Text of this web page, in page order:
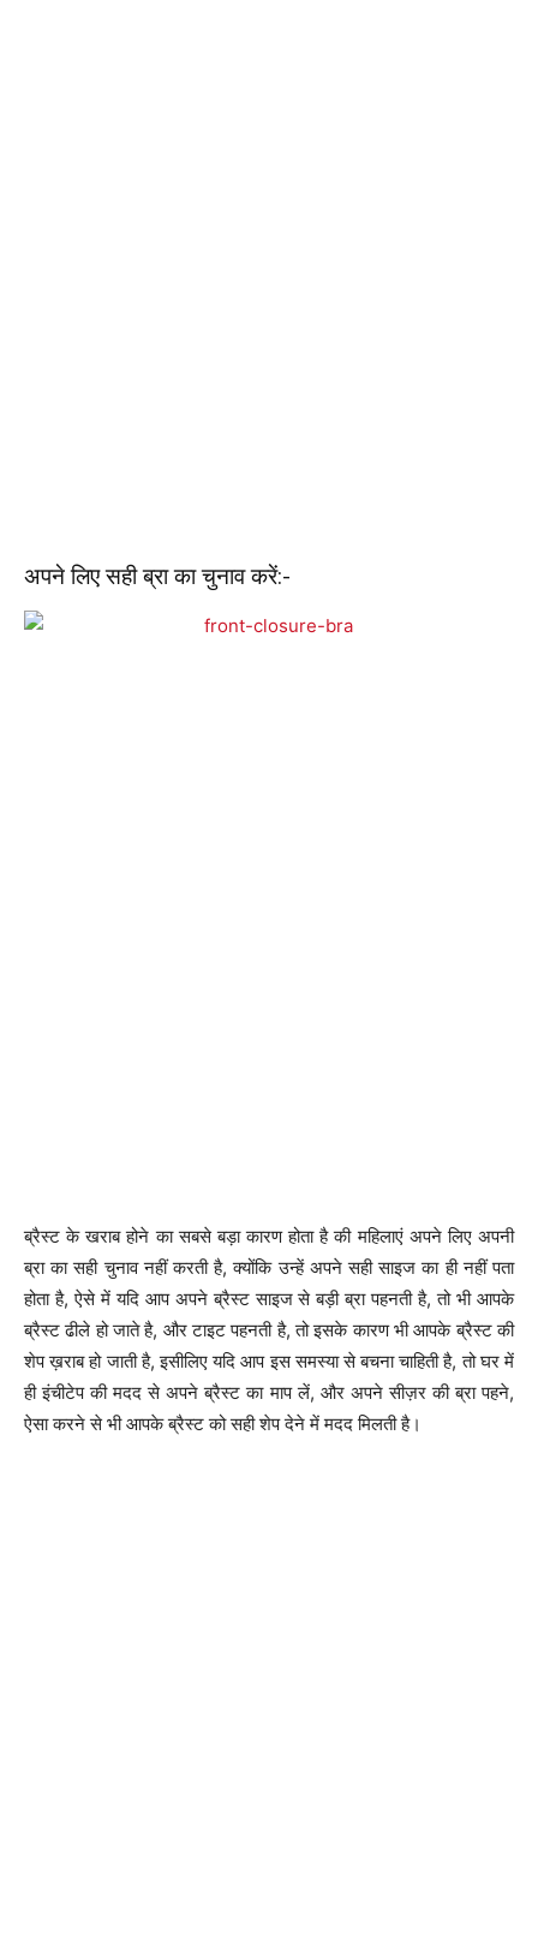
अपने लिए सही ब्रा का चुनाव करें:-
ब्रैस्ट के खराब होने का सबसे बड़ा कारण होता है की महिलाएं अपने लिए अपनी
ब्रा का सही चुनाव नहीं करती है, क्योंकि उन्हें अपने सही साइज का ही नहीं पता
होता है, ऐसे में यदि आप अपने ब्रैस्ट साइज से बड़ी ब्रा पहनती है, तो भी आपके
ब्रैस्ट ढीले हो जाते है, और टाइट पहनती है, तो इसके कारण भी आपके ब्रैस्ट की
शेप ख़राब हो जाती है, इसीलिए यदि आप इस समस्या से बचना चाहिती है, तो घर में
ही इंचीटेप की मदद से अपने ब्रैस्ट का माप लें, और अपने सीज़र की ब्रा पहने,
ऐसा करने से भी आपके ब्रैस्ट को सही शेप देने में मदद मिलती है।